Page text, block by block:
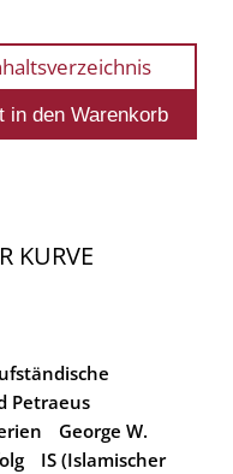
KURVE
Petraeus
George W.
IS (Islamischer